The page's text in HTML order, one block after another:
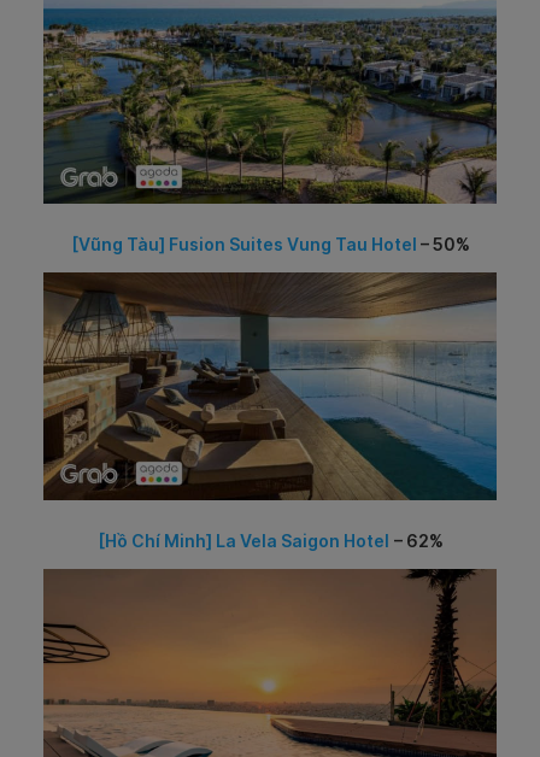
[Vũng Tàu] Fusion Suites Vung Tau Hotel – 50%
[Hồ Chí Minh] La Vela Saigon Hotel – 62%